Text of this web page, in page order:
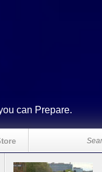
can Prepare.